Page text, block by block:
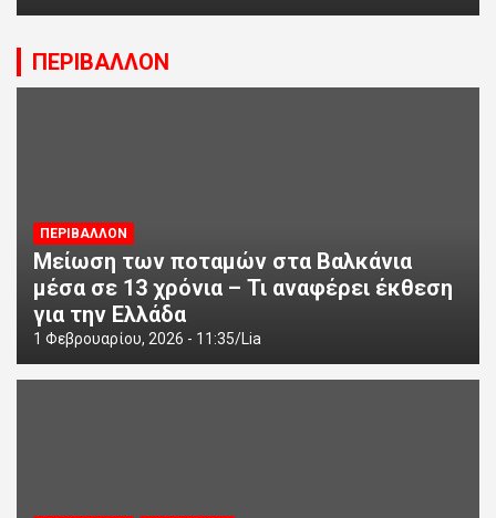
ΠΕΡΙΒΑΛΛΟΝ
ΠΕΡΙΒΑΛΛΟΝ
Μείωση των ποταμών στα Βαλκάνια
μέσα σε 13 χρόνια – Τι αναφέρει έκθεση
για την Ελλάδα
1 Φεβρουαρίου, 2026 - 11:35 Lia